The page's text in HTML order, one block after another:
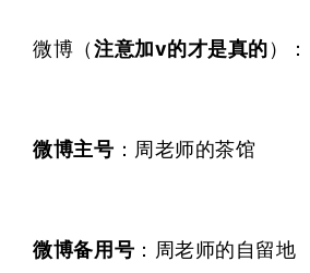
微博（注意加v的才是真的）：
微博主号 ： 周老师的茶馆
微博备用号 ： 周老师的自留地